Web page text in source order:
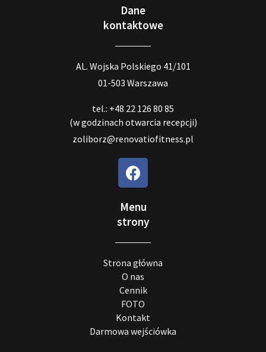
Dane
kontaktowe
AL. Wojska Polskiego 41/101
01-503 Warszawa
tel.: +48 22 126 80 85
(w godzinach otwarcia recepcji)
zoliborz@renovatiofitness.pl
Menu
strony
Strona główna
O nas
Cennik
FOTO
Kontakt
Darmowa wejściówka